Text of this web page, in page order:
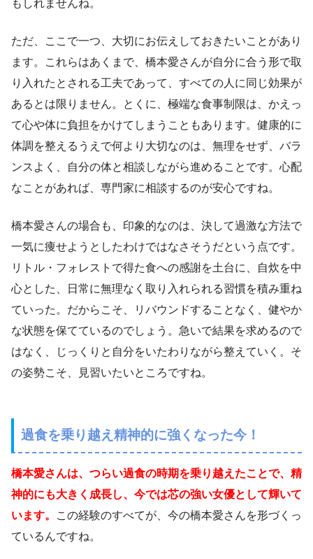
もしれませんね。
ただ、ここで一つ、大切にお伝えしておきたいことがあり
ます。これらはあくまで、橋本愛さんが自分に合う形で取
り入れたとされる工夫であって、すべての人に同じ効果が
あるとは限りません。とくに、極端な食事制限は、かえっ
て心や体に負担をかけてしまうこともあります。健康的に
体調を整えるうえで何より大切なのは、無理をせず、バラ
ンスよく、自分の体と相談しながら進めることです。心配
なことがあれば、専門家に相談するのが安心ですね。
橋本愛さんの場合も、印象的なのは、決して過激な方法で
一気に痩せようとしたわけではなさそうだという点です。
リトル・フォレストで得た食への感謝を土台に、自炊を中
心とした、日常に無理なく取り入れられる習慣を積み重ね
ていった。だからこそ、リバウンドすることなく、健やか
な状態を保てているのでしょう。急いで結果を求めるので
はなく、じっくりと自分をいたわりながら整えていく。そ
の姿勢こそ、見習いたいところですね。
過食を乗り越え精神的に強くなった今！
橋本愛さんは、つらい過食の時期を乗り越えたことで、精
神的にも大きく成長し、今では芯の強い女優として輝いて
います。
この経験のすべてが、今の橋本愛さんを形づくっ
ているんですね。